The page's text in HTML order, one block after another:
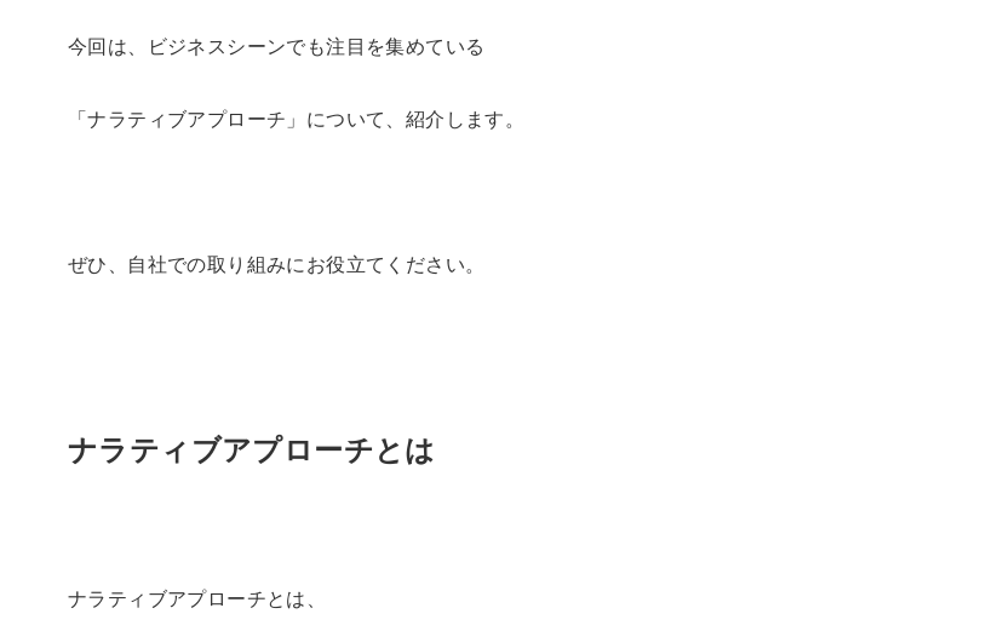
今回は、ビジネスシーンでも注目を集めている
「ナラティブアプローチ」について、紹介します。
ぜひ、自社での取り組みにお役立てください。
ナラティブアプローチとは
ナラティブアプローチとは、